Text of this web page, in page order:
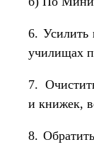
6. Усилить
училищах
7.
и книжек,
8.